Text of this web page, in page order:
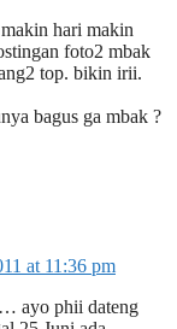
hari makin
foto2 mbak
top. bikin irii.
bagus ga mbak ?
at 11:36 pm
ayo phii dateng